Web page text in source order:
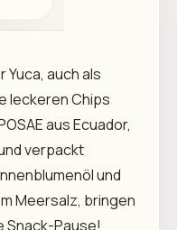
auch als
leckeren Chips
aus Ecuador,
verpackt
und
Meersalz, bringen
Snack-Pause!